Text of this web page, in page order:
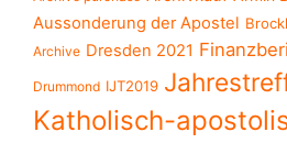
Aussonderung der Apostel
Archive Dresden 2021
Drummond IJT2019
Katholisch-